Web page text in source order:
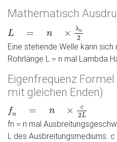
Mathematisch
L = n × λn
2
Eine stehende Welle kann sich
Rohrlänge L = n mal Lambda
Eigenfrequenz
mit gleichen Enden)
fn = n × c
2 L
fn
fn = n mal
L des Ausbreitungsmediums.